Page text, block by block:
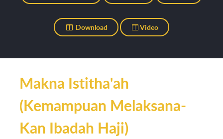
Download Video
Makna Istitha'ah
(Kemampuan Melaksana-
Kan Ibadah Haji)